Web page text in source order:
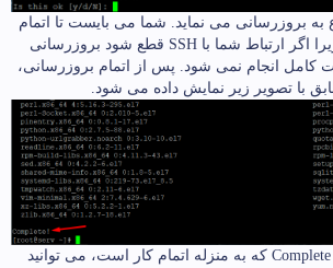
بروزرسانی می نماید. شما می بایست تا اتمام
آپدیت منتظر بمانید زیرا اگر ارتباط شما با SSH قطع شود بروزرسانی
کامل انجام نمی شود. پس از اتمام بروزرسانی،
با تصویر زیر نمایش داده می شود.
پس از مشاهده پیغام Complete که به منزله اتمام کار است، می توانید